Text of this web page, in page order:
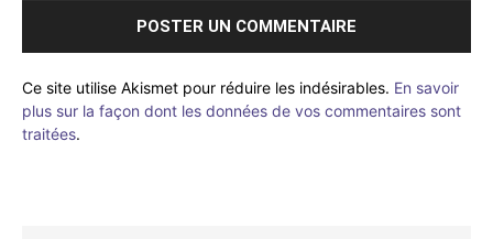
Ce site utilise Akismet pour réduire les indésirables. En savoir
plus sur la façon dont les données de vos commentaires sont
traitées.